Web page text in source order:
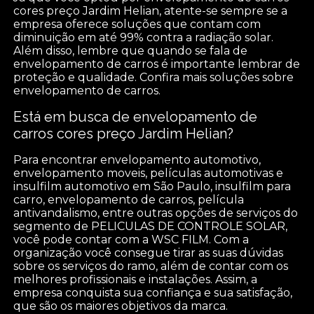
cores preço Jardim Helian, atente-se sempre se a
empresa oferece soluções que contam com
diminuição em até 99% contra a radiação solar.
Além disso, lembre que quando se fala de
envelopamento de carros é importante lembrar de
proteção e qualidade. Confira mais soluções sobre
envelopamento de carros.
Está em busca de envelopamento de
carros cores preço Jardim Helian?
Para encontrar envelopamento automotivo,
envelopamento moveis, películas automotivas e
insulfilm automotivo em São Paulo, insulfilm para
carro, envelopamento de carros, película
antivandalismo, entre outras opções de serviços do
segmento de PELICULAS DE CONTROLE SOLAR,
você pode contar com a WSC FILM. Com a
organização você consegue tirar as suas dúvidas
sobre os serviços do ramo, além de contar com os
melhores profissionais e instalações. Assim, a
empresa conquista sua confiança e sua satisfação,
que são os maiores objetivos da marca.